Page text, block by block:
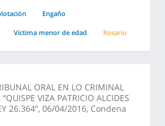
Engaño
Víctima menor de edad Rosario
ORAL EN LO CRIMINAL
“QUISPE VIZA PATRICIO ALCIDES
26.364”, 06/04/2016, Condena